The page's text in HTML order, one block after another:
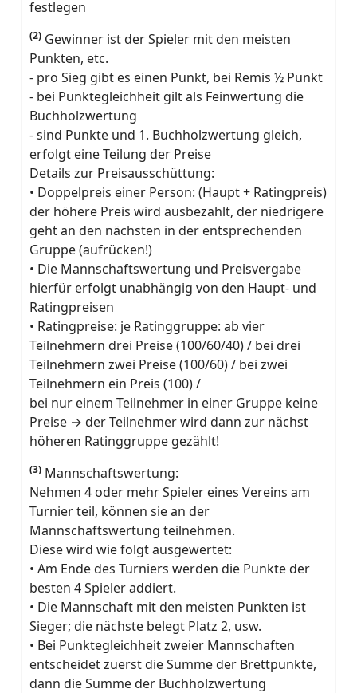
festlegen
(2) Gewinner ist der Spieler mit den meisten
Punkten, etc.
- pro Sieg gibt es einen Punkt, bei Remis ½ Punkt
- bei Punktegleichheit gilt als Feinwertung die
Buchholzwertung
- sind Punkte und 1. Buchholzwertung gleich,
erfolgt eine Teilung der Preise
Details zur Preisausschüttung:
• Doppelpreis einer Person: (Haupt + Ratingpreis)
der höhere Preis wird ausbezahlt, der niedrigere
geht an den nächsten in der entsprechenden
Gruppe (aufrücken!)
• Die Mannschaftswertung und Preisvergabe
hierfür erfolgt unabhängig von den Haupt- und
Ratingpreisen
• Ratingpreise: je Ratinggruppe: ab vier
Teilnehmern drei Preise (100/60/40) / bei drei
Teilnehmern zwei Preise (100/60) / bei zwei
Teilnehmern ein Preis (100) /
bei nur einem Teilnehmer in einer Gruppe keine
Preise → der Teilnehmer wird dann zur nächst
höheren Ratinggruppe gezählt!
(3) Mannschaftswertung:
Nehmen 4 oder mehr Spieler eines Vereins am
Turnier teil, können sie an der
Mannschaftswertung teilnehmen.
Diese wird wie folgt ausgewertet:
• Am Ende des Turniers werden die Punkte der
besten 4 Spieler addiert.
• Die Mannschaft mit den meisten Punkten ist
Sieger; die nächste belegt Platz 2, usw.
• Bei Punktegleichheit zweier Mannschaften
entscheidet zuerst die Summe der Brettpunkte,
dann die Summe der Buchholzwertung